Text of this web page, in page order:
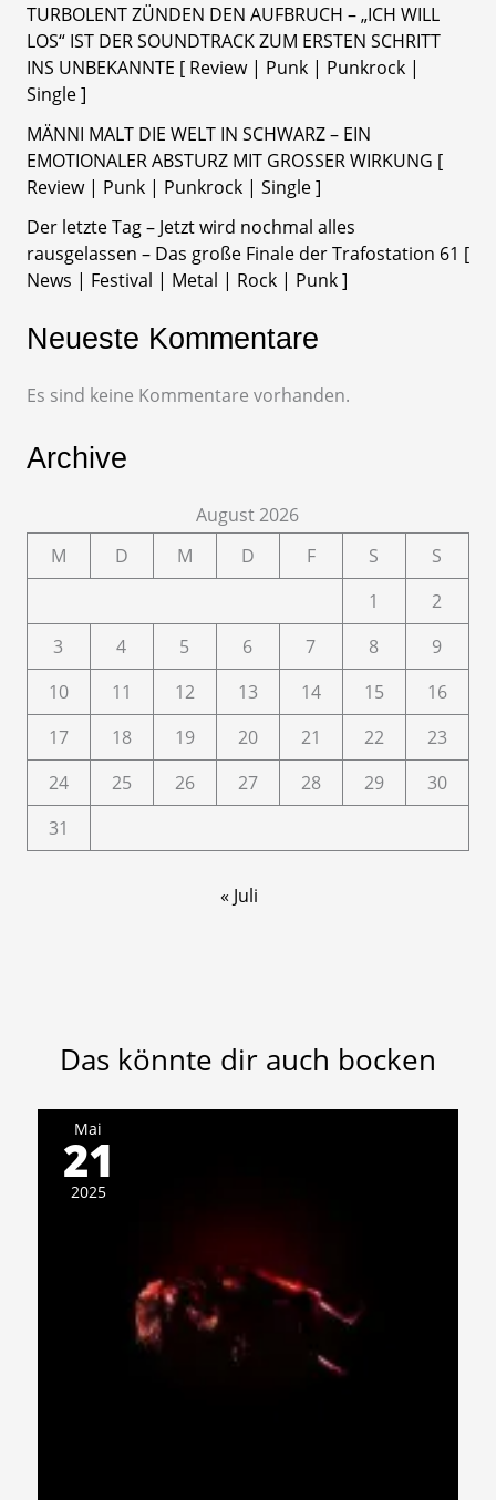
TURBOLENT ZÜNDEN DEN AUFBRUCH – „ICH WILL
LOS“ IST DER SOUNDTRACK ZUM ERSTEN SCHRITT
INS UNBEKANNTE [ Review | Punk | Punkrock |
Single ]
MÄNNI MALT DIE WELT IN SCHWARZ – EIN
EMOTIONALER ABSTURZ MIT GROSSER WIRKUNG [
Review | Punk | Punkrock | Single ]
Der letzte Tag – Jetzt wird nochmal alles
rausgelassen – Das große Finale der Trafostation 61 [
News | Festival | Metal | Rock | Punk ]
Neueste Kommentare
Es sind keine Kommentare vorhanden.
Archive
August 2026
M
D M D F S
S
1
2
3
4 5 6 7 8
9
10
11 12 13 14 15
16
17
18 19 20 21 22
23
24
25 26 27 28 29
30
31
« Juli
Das könnte dir auch bocken
Mai
21
2025